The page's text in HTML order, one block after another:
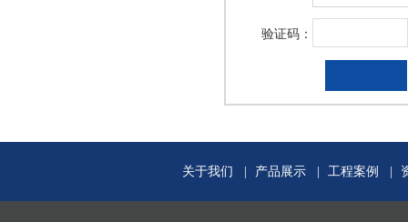
验证码：
关于我们 产品展示 工程案例